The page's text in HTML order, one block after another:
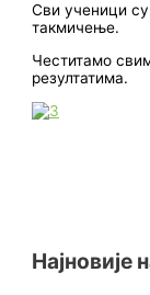
Сви ученици
такмичење.
Честитамо
резултатима.
Најновије